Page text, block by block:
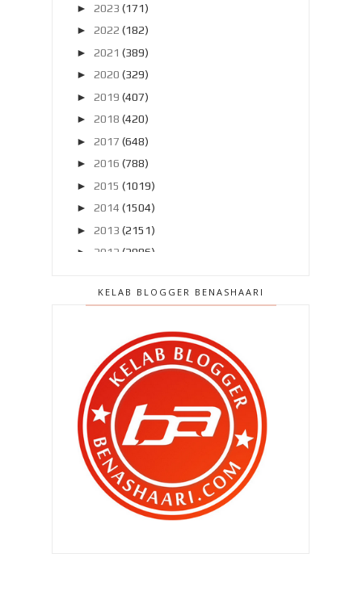
► 2023 (171)
► 2022 (182)
► 2021 (389)
► 2020 (329)
► 2019 (407)
► 2018 (420)
► 2017 (648)
► 2016 (788)
► 2015 (1019)
► 2014 (1504)
► 2013 (2151)
► 2012 (2986)
2010(4406)
Terima kasih atas semangat ini ..
Laporan Trafik blog penutup 2010 (
Disember )
Blogger penutup 2010 (1) Detik kira
...
Anak Ulu Cheka ! Aku tak pernah ...
Saya meluat dengan aimie harmelia
(gf khairul fahm...
KELAB BLOGGER BENASHAARI